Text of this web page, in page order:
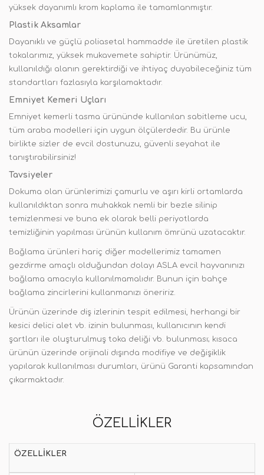
yüksek dayanımlı krom kaplama ile tamamlanmıştır.
Plastik Aksamlar
Dayanıklı ve güçlü poliasetal hammadde ile üretilen plastik
tokalarımız, yüksek mukavemete sahiptir. Ürünümüz,
kullanıldığı alanın gerektirdiği ve ihtiyaç duyabileceğiniz tüm
standartları fazlasıyla karşılamaktadır.
Emniyet Kemeri Uçları
Emniyet kemerli tasma ürününde kullanılan sabitleme ucu,
tüm araba modelleri için uygun ölçülerdedir. Bu ürünle
birlikte sizler de evcil dostunuzu, güvenli seyahat ile
tanıştırabilirsiniz!
Tavsiyeler
Dokuma olan ürünlerimizi çamurlu ve aşırı kirli ortamlarda
kullanıldıktan sonra muhakkak nemli bir bezle silinip
temizlenmesi ve buna ek olarak belli periyotlarda
temizliğinin yapılması ürünün kullanım ömrünü uzatacaktır.
Bağlama ürünleri hariç diğer modellerimiz tamamen
gezdirme amaçlı olduğundan dolayı ASLA evcil hayvanınızı
bağlama amacıyla kullanılmamalıdır. Bunun için bahçe
bağlama zincirlerini kullanmanızı öneririz.
Ürünün üzerinde diş izlerinin tespit edilmesi, herhangi bir
kesici delici alet vb. izinin bulunması, kullanıcının kendi
şartları ile oluşturulmuş toka deliği vb. bulunması; kısaca
ürünün üzerinde orijinali dışında modifiye ve değişiklik
yapılarak kullanılması durumları, ürünü Garanti kapsamından
çıkarmaktadır.
ÖZELLIKLER
ÖZELLIKLER